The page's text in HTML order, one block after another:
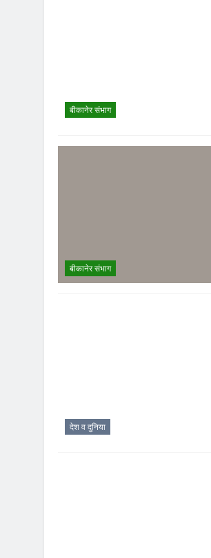
बीकानेर संभाग
बीकानेर संभाग
देश व दुनिया